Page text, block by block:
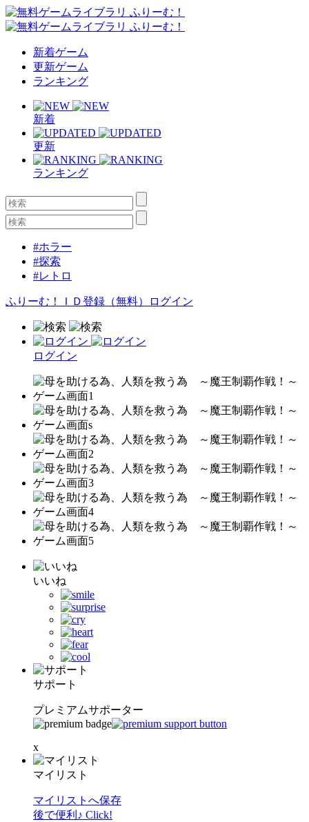
新着ゲーム
更新ゲーム
ランキング
新着
更新
ランキング
#ホラー
#探索
#レトロ
ふりーむ！ＩＤ登録（無料） ログイン
ログイン
いいね
サポート
プレミアムサポーター
x
マイリスト
マイリストへ保存
後で便利♪ Click!